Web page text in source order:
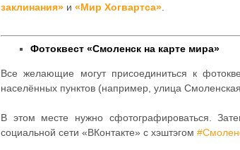
заклинания» и «Мир Хогвартса».
Фотоквест «Смоленск на карте мира»
Все желающие могут присоединиться к
населённых пунктов (например, улица
В этом месте нужно сфотографироваться.
социальной сети «ВКонтакте» с хэштэгом